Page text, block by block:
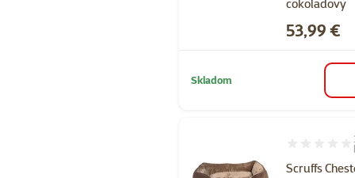
cokoladovy
Cena
53,99 €
Skladom
Scruffs
Hodnotenie